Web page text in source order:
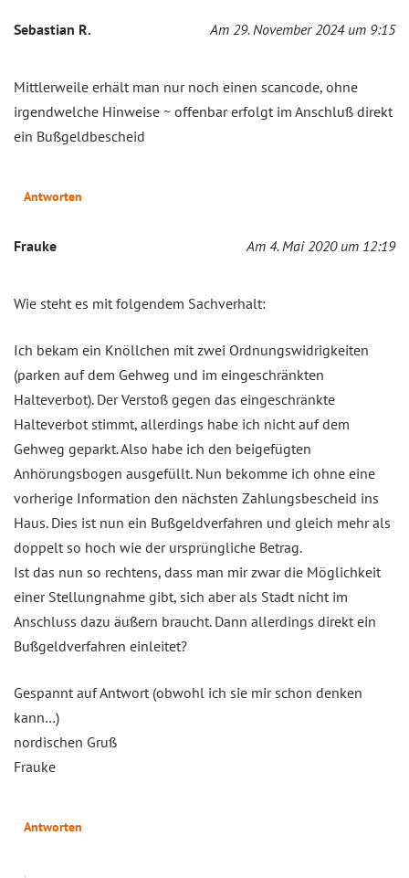
Sebastian R. Am 29. November 2024 um 9:15
Mittlerweile erhält man nur noch einen scancode, ohne
irgendwelche Hinweise ~ offenbar erfolgt im Anschluß direkt
ein Bußgeldbescheid
Antworten
Frauke Am 4. Mai 2020 um 12:19
Wie steht es mit folgendem Sachverhalt:
Ich bekam ein Knöllchen mit zwei Ordnungswidrigkeiten
(parken auf dem Gehweg und im eingeschränkten
Halteverbot). Der Verstoß gegen das eingeschränkte
Halteverbot stimmt, allerdings habe ich nicht auf dem
Gehweg geparkt. Also habe ich den beigefügten
Anhörungsbogen ausgefüllt. Nun bekomme ich ohne eine
vorherige Information den nächsten Zahlungsbescheid ins
Haus. Dies ist nun ein Bußgeldverfahren und gleich mehr als
doppelt so hoch wie der ursprüngliche Betrag.
Ist das nun so rechtens, dass man mir zwar die Möglichkeit
einer Stellungnahme gibt, sich aber als Stadt nicht im
Anschluss dazu äußern braucht. Dann allerdings direkt ein
Bußgeldverfahren einleitet?
Gespannt auf Antwort (obwohl ich sie mir schon denken
kann…)
nordischen Gruß
Frauke
Antworten